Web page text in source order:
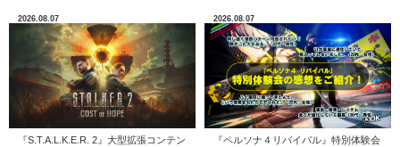
2026.08.07
『S.T.A.L.K.E.R. 2』大型拡張コンテン
2026.08.07
『ペルソナ４リバイバル』特別体験会